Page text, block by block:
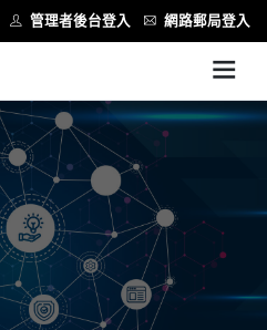
管理者後台登入 網路郵局登入